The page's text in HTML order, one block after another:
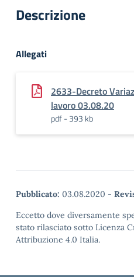
Descrizione
Allegati
2633-Decreto
lavoro 03.08.20
pdf - 393 kb
Pubblicato: 03.08.2020 -
Eccetto dove diversamente
stato rilasciato sotto Licenza
Attribuzione 4.0 Italia.